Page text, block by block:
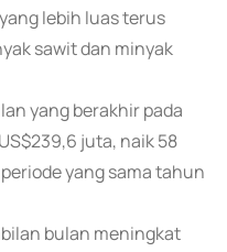
lebih luas terus
sawit dan minyak
yang berakhir pada
juta, naik 58
yang sama tahun
bulan meningkat